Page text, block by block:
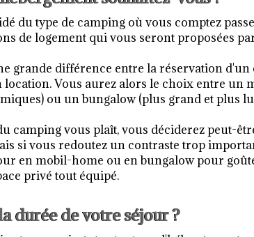
du type de camping où vous comptez
de logement qui vous seront proposées
grande différence entre la réservation
location. Vous aurez alors le choix entre un
ou un bungalow (plus grand et plus
camping vous plaît, vous déciderez peut-
si vous redoutez un contraste trop
en mobil-home ou en bungalow pour
privé tout équipé.
durée de votre séjour ?